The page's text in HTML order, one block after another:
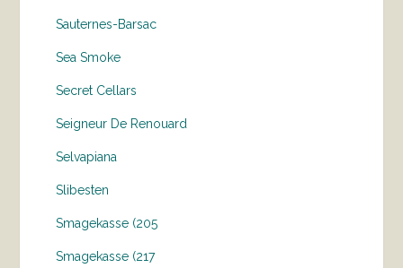
Sauternes-Barsac
Sea Smoke
Secret Cellars
Seigneur De Renouard
Selvapiana
Slibesten
Smagekasse (205
Smagekasse (217